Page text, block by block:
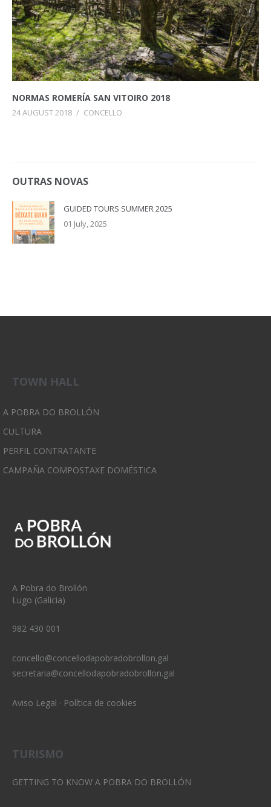
NORMAS ROMERÍA SAN VITOIRO 2018
24 AUGUST 2018 / CONCELLO
OUTRAS NOVAS
GUIDED TOURS SUMMER 2025
01 July, 2025
TOWN HALL
A POBRA DO BROLLÓN
CULTURA
PERFIL CONTRATANTE
CAMPAÑA COMPOSTAXE DOMÉSTICA
A Pobra do Brollón
Lugo (Galicia)
982 430 001
concello@concellodapobradobrollon.gal
secretaria@concellodapobradobrollon.gal
Aviso Legal · Política de cookies
TURISMO
GETTING TO KNOW A POBRA DO BROLLÓN